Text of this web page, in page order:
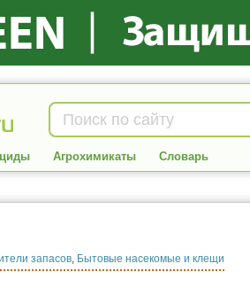
Агрохимикаты Словарь
запасов, Бытовые насекомые и клещи